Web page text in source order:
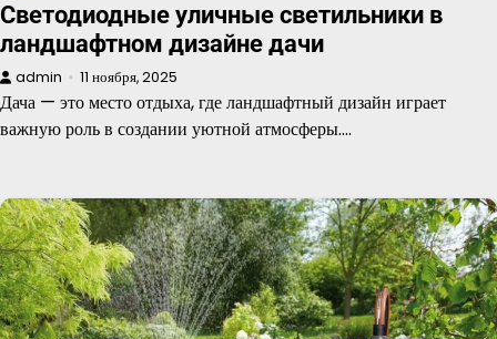
Светодиодные уличные светильники в
ландшафтном дизайне дачи
admin 11 ноября, 2025
Дача — это место отдыха, где ландшафтный дизайн играет
важную роль в создании уютной атмосферы.…